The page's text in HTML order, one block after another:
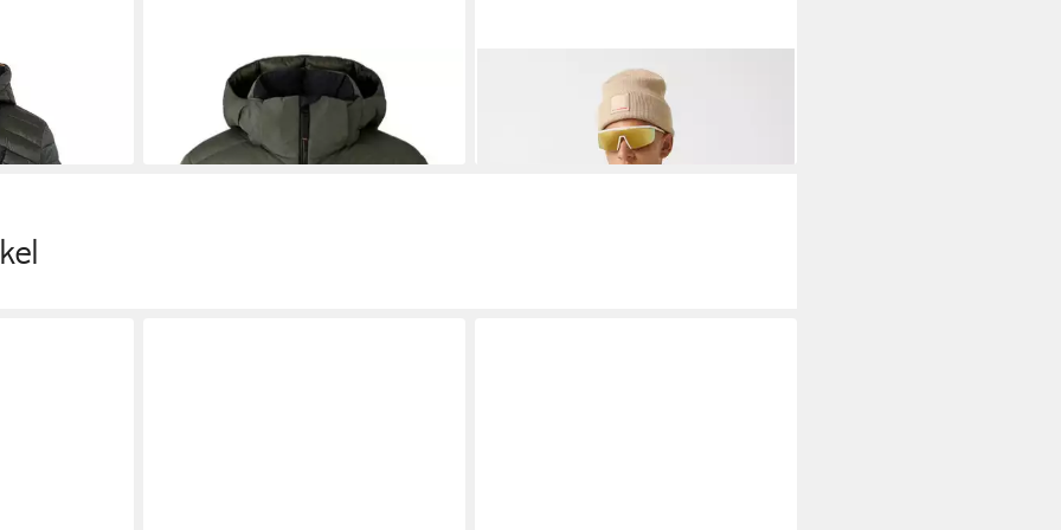
3 -
BOGNER FIRE + ICE
Skijacke
495,00 €
BOGNER FIRE + ICESkijacke